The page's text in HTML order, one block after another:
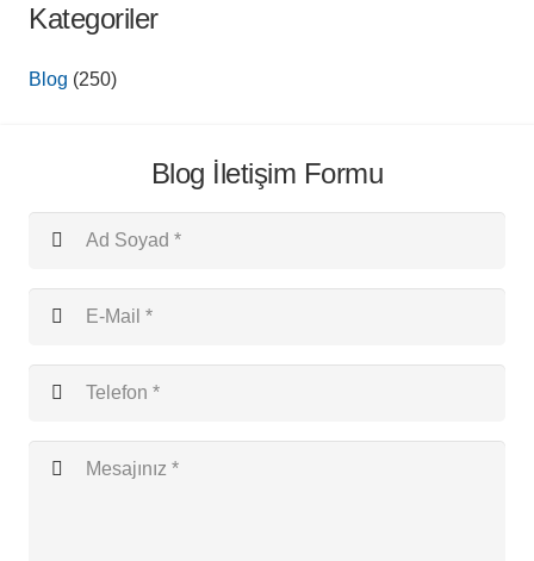
Kategoriler
Blog (250)
Blog İletişim Formu